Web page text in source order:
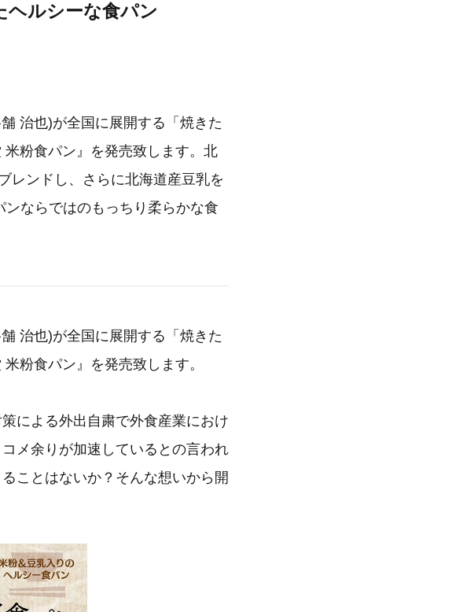
ヘルシーな食パン
治也)が全国に展開する「焼きた
粉食パン』を発売致します。北
レンドし、さらに北海道産豆乳を
ならではのもっちり柔らかな食
治也)が全国に展開する「焼きた
粉食パン』を発売致します。
による外出自粛で外食産業におけ
メ余りが加速しているとの言われ
ことはないか？そんな想いから開